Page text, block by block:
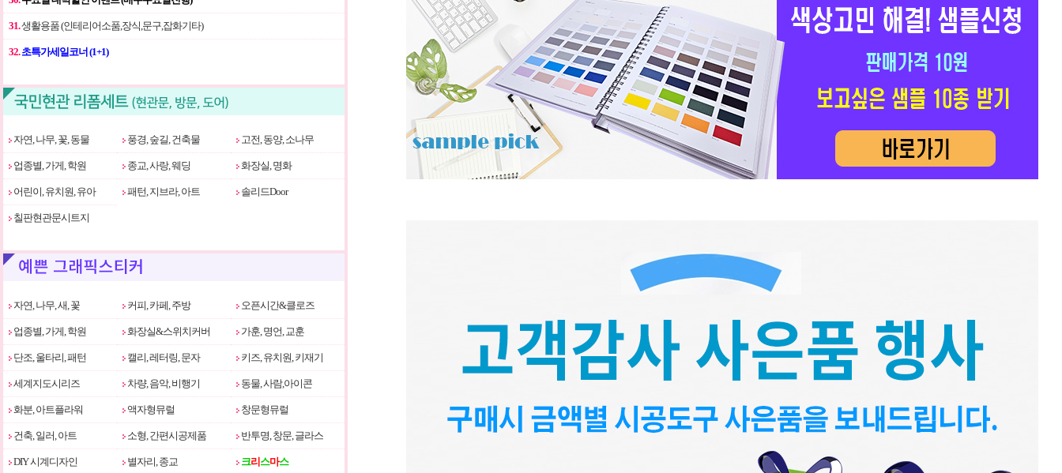
31.생활용품 (인테리어소품,장식,문구,잡화기타)
32.초특가세일코너 (1+1)
자연, 나무, 꽃, 동물 풍경, 숲길, 건축물 고전, 동양, 소나무
업종별, 가게, 학원 종교, 사랑, 웨딩 화장실, 명화
어린이, 유치원, 유아 패턴, 지브라, 아트 솔리드Door
칠판현관문시트지
자연, 나무, 새, 꽃 커피, 카페, 주방 오픈시간&클로즈
업종별, 가게, 학원 화장실&스위치커버 가훈, 명언, 교훈
단조, 울타리, 패턴 캘리, 레터링, 문자 키즈, 유치원, 키재기
세계지도시리즈 차량, 음악, 비행기 동물, 사람,아이콘
화분, 아트플라워 액자형뮤럴 창문형뮤럴
건축, 일러, 아트 소형, 간편시공제품 반투명, 창문, 글라스
DIY 시계디자인 별자리, 종교 크리 스마스